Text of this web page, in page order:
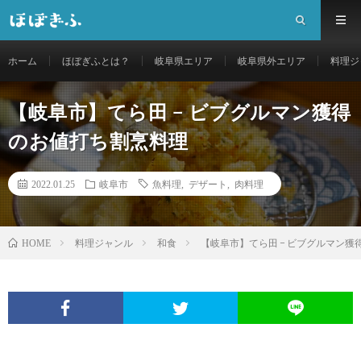
ホーム ほぼぎふとは？ 岐阜県エリア 岐阜県外エリア 料理
【岐阜市】てら田 − ビブグルマン獲得
のお値打ち割烹料理
2022.01.25 岐阜市 魚料理 デザート 肉料理
HOME 料理ジャンル 和食 【岐阜市】てら田 − ビブグルマン